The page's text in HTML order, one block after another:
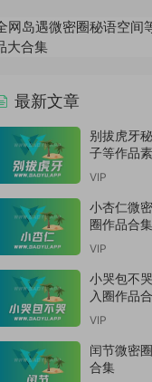
最新文章
别拔虎牙
子等作品
VIP
小杏仁微
圈作品合集
VIP
小哭包不
入圈作品
VIP
闰节微密
合集